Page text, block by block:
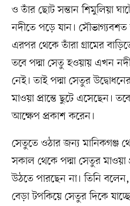
ও তাঁর ছোট সন্তান শিমুলিয়া
নদীতে পড়ে যান। সৌভাগ্যবশত
এরপর থেকে তাঁরা গ্রামের
তবে পদ্মা সেতু হওয়ায় এখন
নেই। তাই পদ্মা সেতুর
মাওয়া প্রান্তে ছুটে এসেছেন।
আক্ষেপ প্রকাশ করেন।
সেতুতে ওঠার জন্য মানিকগঞ্জ
সকাল থেকে পদ্মা সেতুর মাওয়া
উঠতে পারছেন না। তিনি বলেন,
বেড়া টপকিয়ে সেতুর দিকে